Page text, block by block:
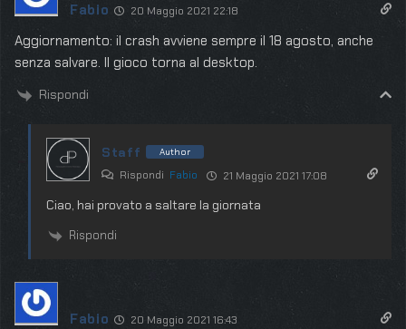
Fabio 20 Maggio 2021 22:18
Aggiornamento: il crash avviene sempre il 18 agosto, anche
senza salvare. Il gioco torna al desktop.
Rispondi
Staff Author
Rispondi Fabio 21 Maggio 2021 17:08
Ciao, hai provato a saltare la giornata
Rispondi
Fabio 20 Maggio 2021 16:43